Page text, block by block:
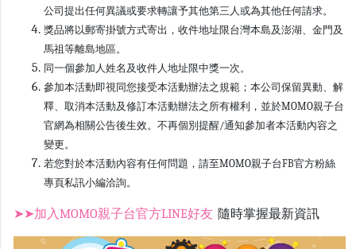
公司提出任何異議或要求轉讓予其他第三人或為其他任何請求。
獎品將以郵寄掛號方式寄出，收件地址限台灣本島及澎湖、金門及
馬祖等離島地區。
同一個參加人姓名及收件人地址限中獎一次。
參加本活動即視同您接受本活動辦法之規範；本公司保留異動、解
釋、取消本活動及修訂本活動辦法之所有權利，並於MOMO親子台
官網為相關公告後生效。不再個別提醒/通知參加者本活動內容之
變更。
若您對於本活動內容有任何問題，請至MOMO親子台FB官方粉絲
專頁私訊小編洽詢。
➤➤加入MOMO親子台官方LINE好友 隨時掌握最新資訊